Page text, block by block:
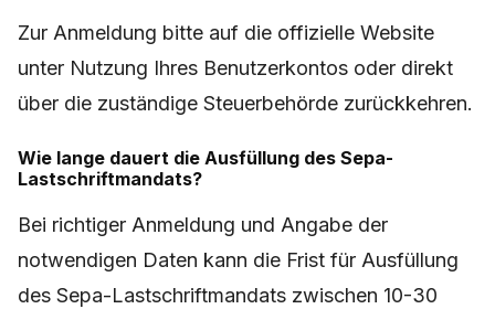
Zur Anmeldung bitte auf die offizielle Website
unter Nutzung Ihres Benutzerkontos oder direkt
über die zuständige Steuerbehörde zurückkehren.
Wie lange dauert die Ausfüllung des Sepa-
Lastschriftmandats?
Bei richtiger Anmeldung und Angabe der
notwendigen Daten kann die Frist für Ausfüllung
des Sepa-Lastschriftmandats zwischen 10-30